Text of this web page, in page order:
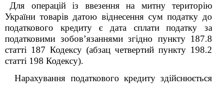
Для операцій із ввезення на митну територію
України товарів датою віднесення сум податку до
податкового кредиту є дата сплати податку за
податковими зобов’язаннями згідно пункту 187.8
статті 187 Кодексу (абзац четвертий пункту 198.2
статті 198 Кодексу).
Нарахування податкового кредиту здійснюється